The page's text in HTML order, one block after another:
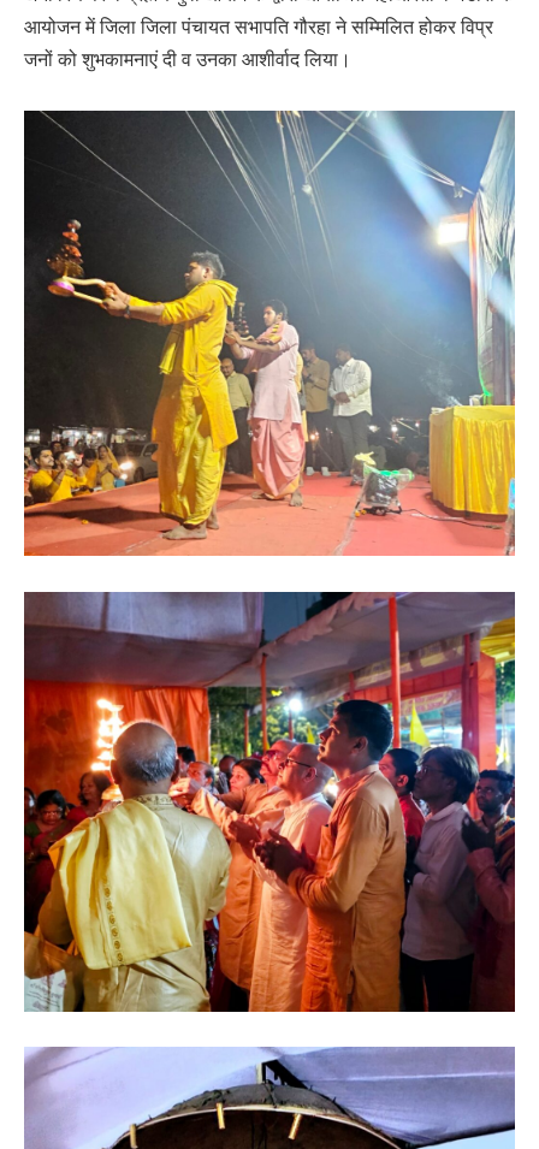
आयोजन में जिला जिला पंचायत सभापति गौरहा ने सम्मिलित होकर विप्र
जनों को शुभकामनाएं दी व उनका आशीर्वाद लिया।